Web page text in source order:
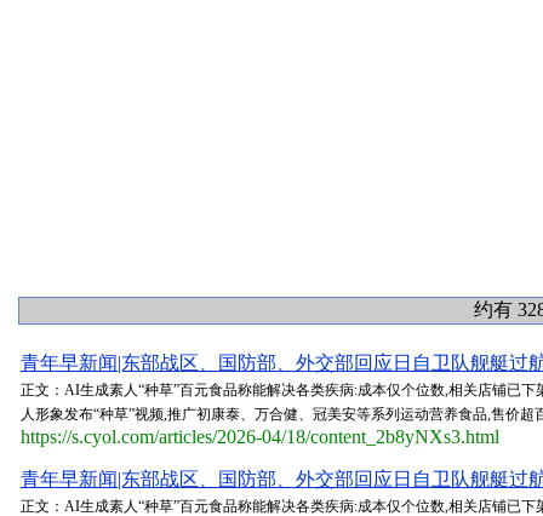
约有
青年早新闻|东部战区、国防部、外交部回应日自卫队舰艇过
正文：AI生成素人“种草”百元食品称能解决各类疾病:成本仅个位数,相关店铺已下
人形象发布“种草”视频,推广初康泰、万合健、冠美安等系列运动营养食品,售价
https://s.cyol.com/articles/2026-04/18/content_2b8yNXs3.html
青年早新闻|东部战区、国防部、外交部回应日自卫队舰艇过
正文：AI生成素人“种草”百元食品称能解决各类疾病:成本仅个位数,相关店铺已下